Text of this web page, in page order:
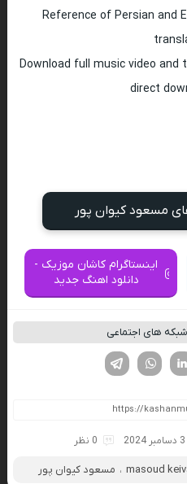
Reference of Persian and
Download full music video and
direct
مسعود کیوان پور
اینستاگرام کاشان موزیک -
دانلود اهنگ جدید
های اجتماعی
لینکدین تویتر
فیسوک
3 دسامبر 2024 0 نظر
masoud ، مسعود کیوان پور